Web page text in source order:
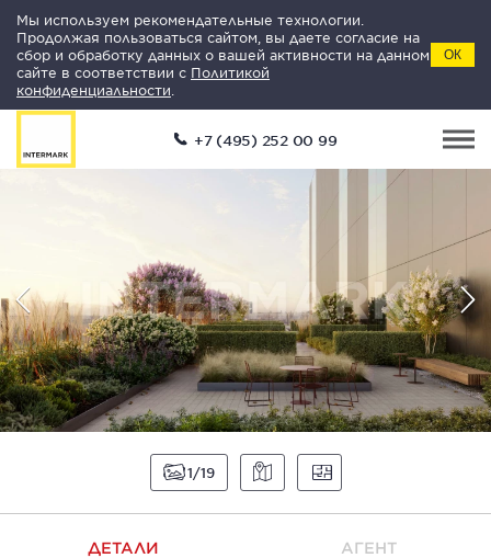
Мы используем рекомендательные технологии.
Продолжая пользоваться сайтом, вы даете согласие на
сбор и обработку данных о вашей активности на данном
сайте в соответствии с Политикой
конфиденциальности
ОК
+7 (495) 252 00 99
1 19
ДЕТАЛИ АГЕНТ